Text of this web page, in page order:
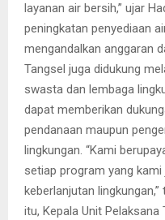
layanan air bersih,” ujar
peningkatan penyediaan
mengandalkan anggaran
Tangsel juga didukung
swasta dan lembaga
dapat memberikan
pendanaan maupun
lingkungan. “Kami
setiap program yang
keberlanjutan
itu, Kepala Unit Pelaksana